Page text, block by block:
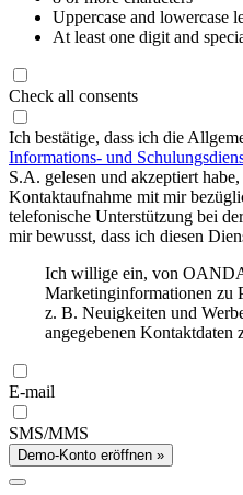
Uppercase and lowercase
At least one digit and
Check all consents
Ich bestätige, dass ich die
Informations- und
S.A. gelesen und akzeptiert
Kontaktaufnahme mit mir
telefonische Unterstützung bei
mir bewusst, dass ich diesen
Ich willige ein, von
Marketinginformationen zu
z. B. Neuigkeiten und
angegebenen Kontaktdaten
E-mail
SMS/MMS
Demo-Konto eröffnen »